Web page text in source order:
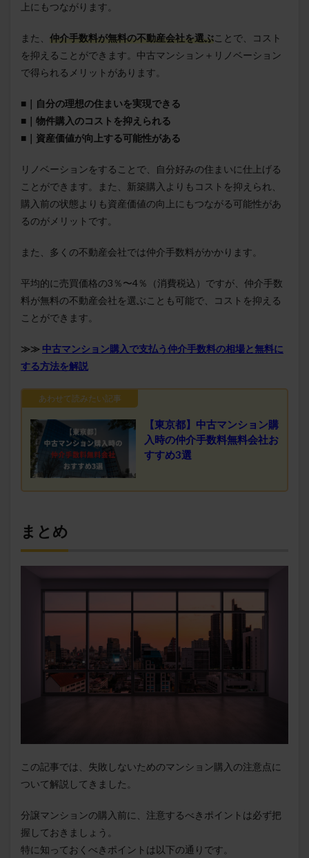
上にもつながります。
また、 仲介手数料が無料の不動産会社を選ぶことで、コスト
を抑えることができます。中古マンション＋リノベーション
で得られるメリットがあります。
■｜自分の理想の住まいを実現できる
■｜物件購入のコストを抑えられる
■｜資産価値が向上する可能性がある
リノベーションをすることで、自分好みの住まいに仕上げる
ことができます。また、新築購入よりもコストを抑えられ、
購入前の状態よりも資産価値の向上にもつながる可能性があ
るのがメリットです。
また、多くの不動産会社では仲介手数料がかかります。
平均的に売買価格の3％〜4％（消費税込）ですが、仲介手数
料が無料の不動産会社を選ぶことも可能で、コストを抑える
ことができます。
≫≫ 中古マンション購入で支払う仲介手数料の相場と無料に
する方法を解説
あわせて読みたい記事
【東京都】中古マンション購
入時の仲介手数料無料会社お
すすめ3選
まとめ
この記事では、失敗しないためのマンション購入の注意点に
ついて解説してきました。
分譲マンションの購入前に、注意するべきポイントは必ず把
握しておきましょう。
特に知っておくべきポイントは以下の通りです。